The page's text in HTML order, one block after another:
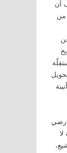
أن
من
رضي
لا